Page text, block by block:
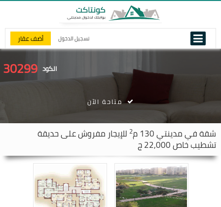
تسجيل الدخول أضف عقار
الكود 30299
شقة فيمدينتي 2 للإيجار مفروش على حديقة
تشطيب خاص 22,000 ج
متاحة الآن